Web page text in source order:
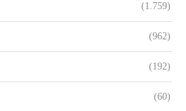
(1.759)
(962)
(192)
(60)